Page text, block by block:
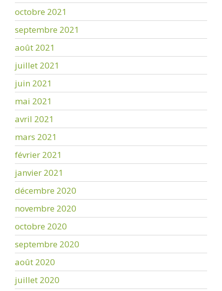
octobre 2021
septembre 2021
août 2021
juillet 2021
juin 2021
mai 2021
avril 2021
mars 2021
février 2021
janvier 2021
décembre 2020
novembre 2020
octobre 2020
septembre 2020
août 2020
juillet 2020